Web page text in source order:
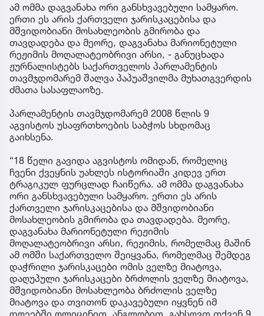
ამ ომმა დაგვანახა ორი განსხვავებული სამყარო.
ერთი ეს არის ქართველი ჯარისკაცებისა და
მშვიდობიანი მოსახლეობის გმირობა და
თავდადება და მეორე, დაგვანახა მარიონეტული
რეჟიმის მოღალატეობრივი არსი, - განუცხადა
ჟურნალისტებს საქართველოს პარლამენტის
თავმჯდომარემ შალვა პაპუაშვილმა მუხათგვერდის
ძმათა სასაფლაოზე.
პარლამენტის თავმჯდომარემ 2008 წლის 9
აგვისტოს უსაფრთხოების საბჭოს სხდომაც
გაიხსენა.
“18 წელი გავიდა აგვისტოს ომიდან, რომელიც
ჩვენი ქვეყნის უახლეს ისტორიაში კიდევ ერთ
ტრაგიკულ ფურცლად ჩაიწერა. ამ ომმა დაგვანახა
ორი განსხვავებული სამყარო. ერთი ეს არის
ქართველი ჯარისკაცებისა და მშვიდობიანი
მოსახლეობის გმირობა და თავდადება. მეორე,
დაგვანახა მარიონეტული რეჟიმის
მოღალატეობრივი არსი, რეჟიმის, რომელმაც მაშინ
ამ ომში საქართველო შეიყვანა, რომელმაც შემდეგ
დაჭრილი ჯარისკაცები ომის ველზე მიატოვა,
დაღუპული ჯარისკაცები ბრძოლის ველზე მიატოვა,
მშვიდობიანი მოსახლეობა ბრძოლის ველზე
მიატოვა და თვითონ დაკავებული იყვნენ იმ
დღეებში ღლიცინით, ანგლობით. გახსოვთ თქვენ 9